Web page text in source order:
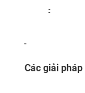
-
-
Các giải